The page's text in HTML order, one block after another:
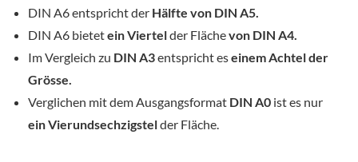
DIN A6 entspricht der Hälfte von DIN A5.
DIN A6 bietetein Viertelder Flächevon DIN A4.
Im Vergleich zu DIN A3entspricht eseinem Achtel der
Grösse.
Verglichen mit dem Ausgangsformat DIN A0 ist es nur
einVierundsechzigstelder Fläche.